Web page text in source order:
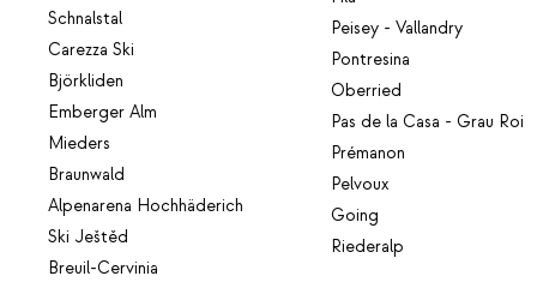
Schnalstal
Carezza Ski
Björkliden
Emberger Alm
Mieders
Braunwald
Alpenarena Hochhäderich
Ski Ještěd
Breuil-Cervinia
Peisey - Vallandry
Pontresina
Oberried
Pas de la Casa - Grau Roi
Prémanon
Pelvoux
Going
Riederalp